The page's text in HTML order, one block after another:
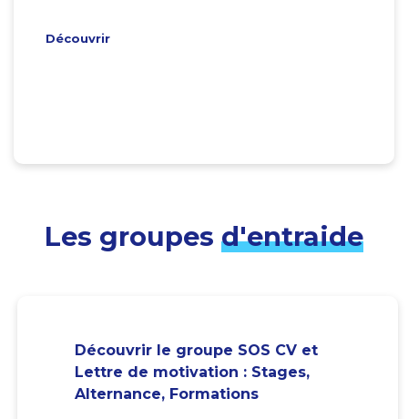
Découvrir
Les groupes d'entraide
Découvrir le groupe SOS CV et
Lettre de motivation : Stages,
Alternance, Formations